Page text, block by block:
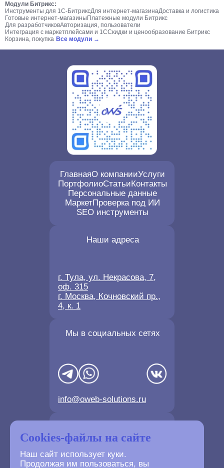
Cookies-файлы на сайте
Наш сайт использует куки.
Продолжая им пользоваться, вы
Модули Битрикс:
Инструменты для 1С-БитриксДля интернет-магазинаДоставка и логистика
Готовые интернет-магазины Платежные модули Битрикс
Для разработчиковАвторизация, пользователи
Интеграция с маркетплейсами и 1ССкидки и ценообразование Битрикс
Корзина, покупка Все модули →
ГлавнаяО компанииУслуги
ПортфолиоСтатьиКонтакты
Персональные данные
МаркетПроверка под ИИ
SEO инструменты
Мы в социальных сетях
info@oweb-solutions.ru
Наши адреса
г. Тула, ул. Некрасова, 7,
оф. 315
г. Москва, Кочновский пр.,
4, к. 1